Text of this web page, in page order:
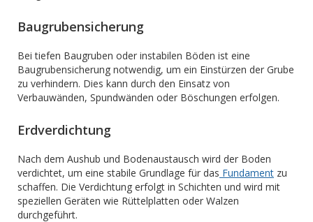
Baugrubensicherung
Bei tiefen Baugruben oder instabilen Böden ist eine
Baugrubensicherung notwendig, um ein Einstürzen der Grube
zu verhindern. Dies kann durch den Einsatz von
Verbauwänden, Spundwänden oder Böschungen erfolgen.
Erdverdichtung
Nach dem Aushub und Bodenaustausch wird der Boden
verdichtet, um eine stabile Grundlage für das Fundament zu
schaffen. Die Verdichtung erfolgt in Schichten und wird mit
speziellen Geräten wie Rüttelplatten oder Walzen
durchgeführt.